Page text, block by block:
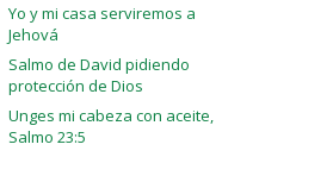
Yo y mi casa serviremos a
Jehová
Salmo de David pidiendo
protección de Dios
Unges mi cabeza con aceite,
Salmo 23:5